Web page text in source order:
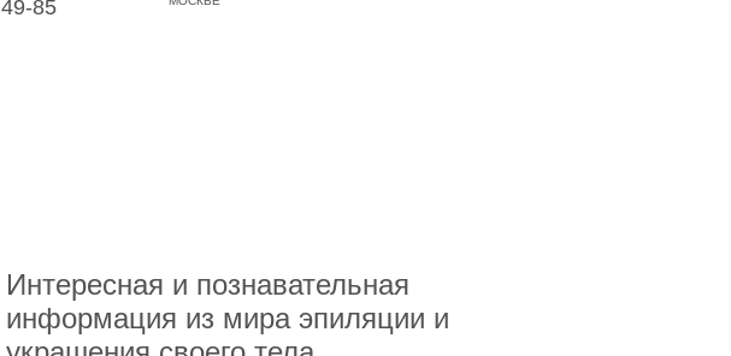
49-85
Интересная и познавательная
информация из мира эпиляции и